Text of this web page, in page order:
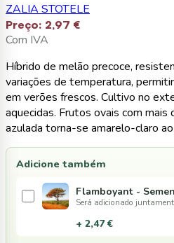
ZALIA STOTELE
Preço: 2,97 €
Com IVA
Híbrido de melão precoce,
variações de temperatura,
em verões frescos. Cultivo no
aquecidas. Frutos ovais com
azulada torna-se amarelo-claro
Adicione também
Flamboyant -
Será adicionado
+ 2,47 €